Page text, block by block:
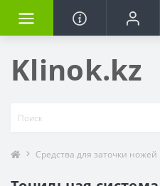
Klinok.kz
Средства для заточки ножей